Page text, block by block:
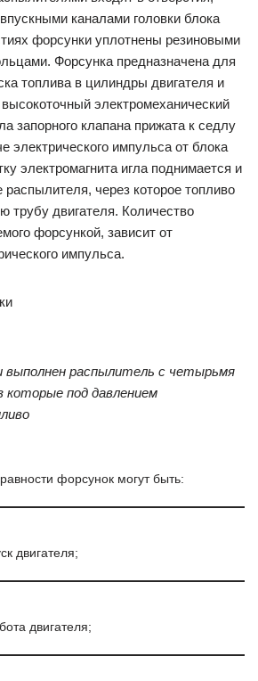
каналами головки блока
форсунки уплотнены резиновыми
Форсунка предназначена для
топлива в цилиндры двигателя и
электромеханический
запорного клапана прижата к седлу
электрического импульса от блока
электромагнита игла поднимается и
распылителя, через которое топливо
трубу двигателя. Количество
форсункой, зависит от
импульса.
выполнен распылитель с четырьмя
которые под давлением
форсунок могут быть:
двигателя;
двигателя;